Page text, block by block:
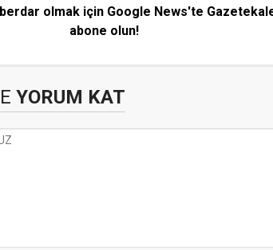
olmak için Google News'te
abone olun!
YORUM KAT